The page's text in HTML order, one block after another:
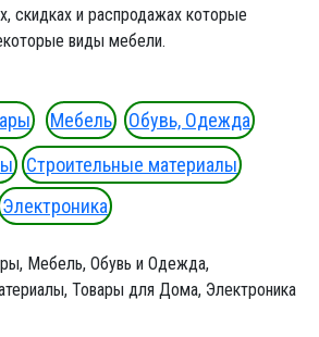
скидках и распродажах которые
виды мебели.
Мебель
Обувь, Одежда
Строительные материалы
Электроника
Мебель, Обувь и Одежда,
Товары для Дома, Электроника